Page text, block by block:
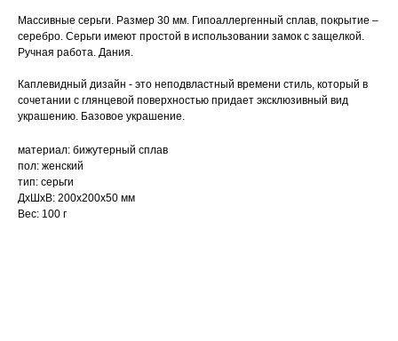
Массивные серьги. Размер 30 мм. Гипоаллергенный сплав, покрытие –
серебро. Серьги имеют простой в использовании замок с защелкой.
Ручная работа. Дания.
Каплевидный дизайн - это неподвластный времени стиль, который в
сочетании с глянцевой поверхностью придает эксклюзивный вид
украшению. Базовое украшение.
материал: бижутерный сплав
пол: женский
тип: серьги
ДxШxВ: 200x200x50 мм
Вес: 100 г